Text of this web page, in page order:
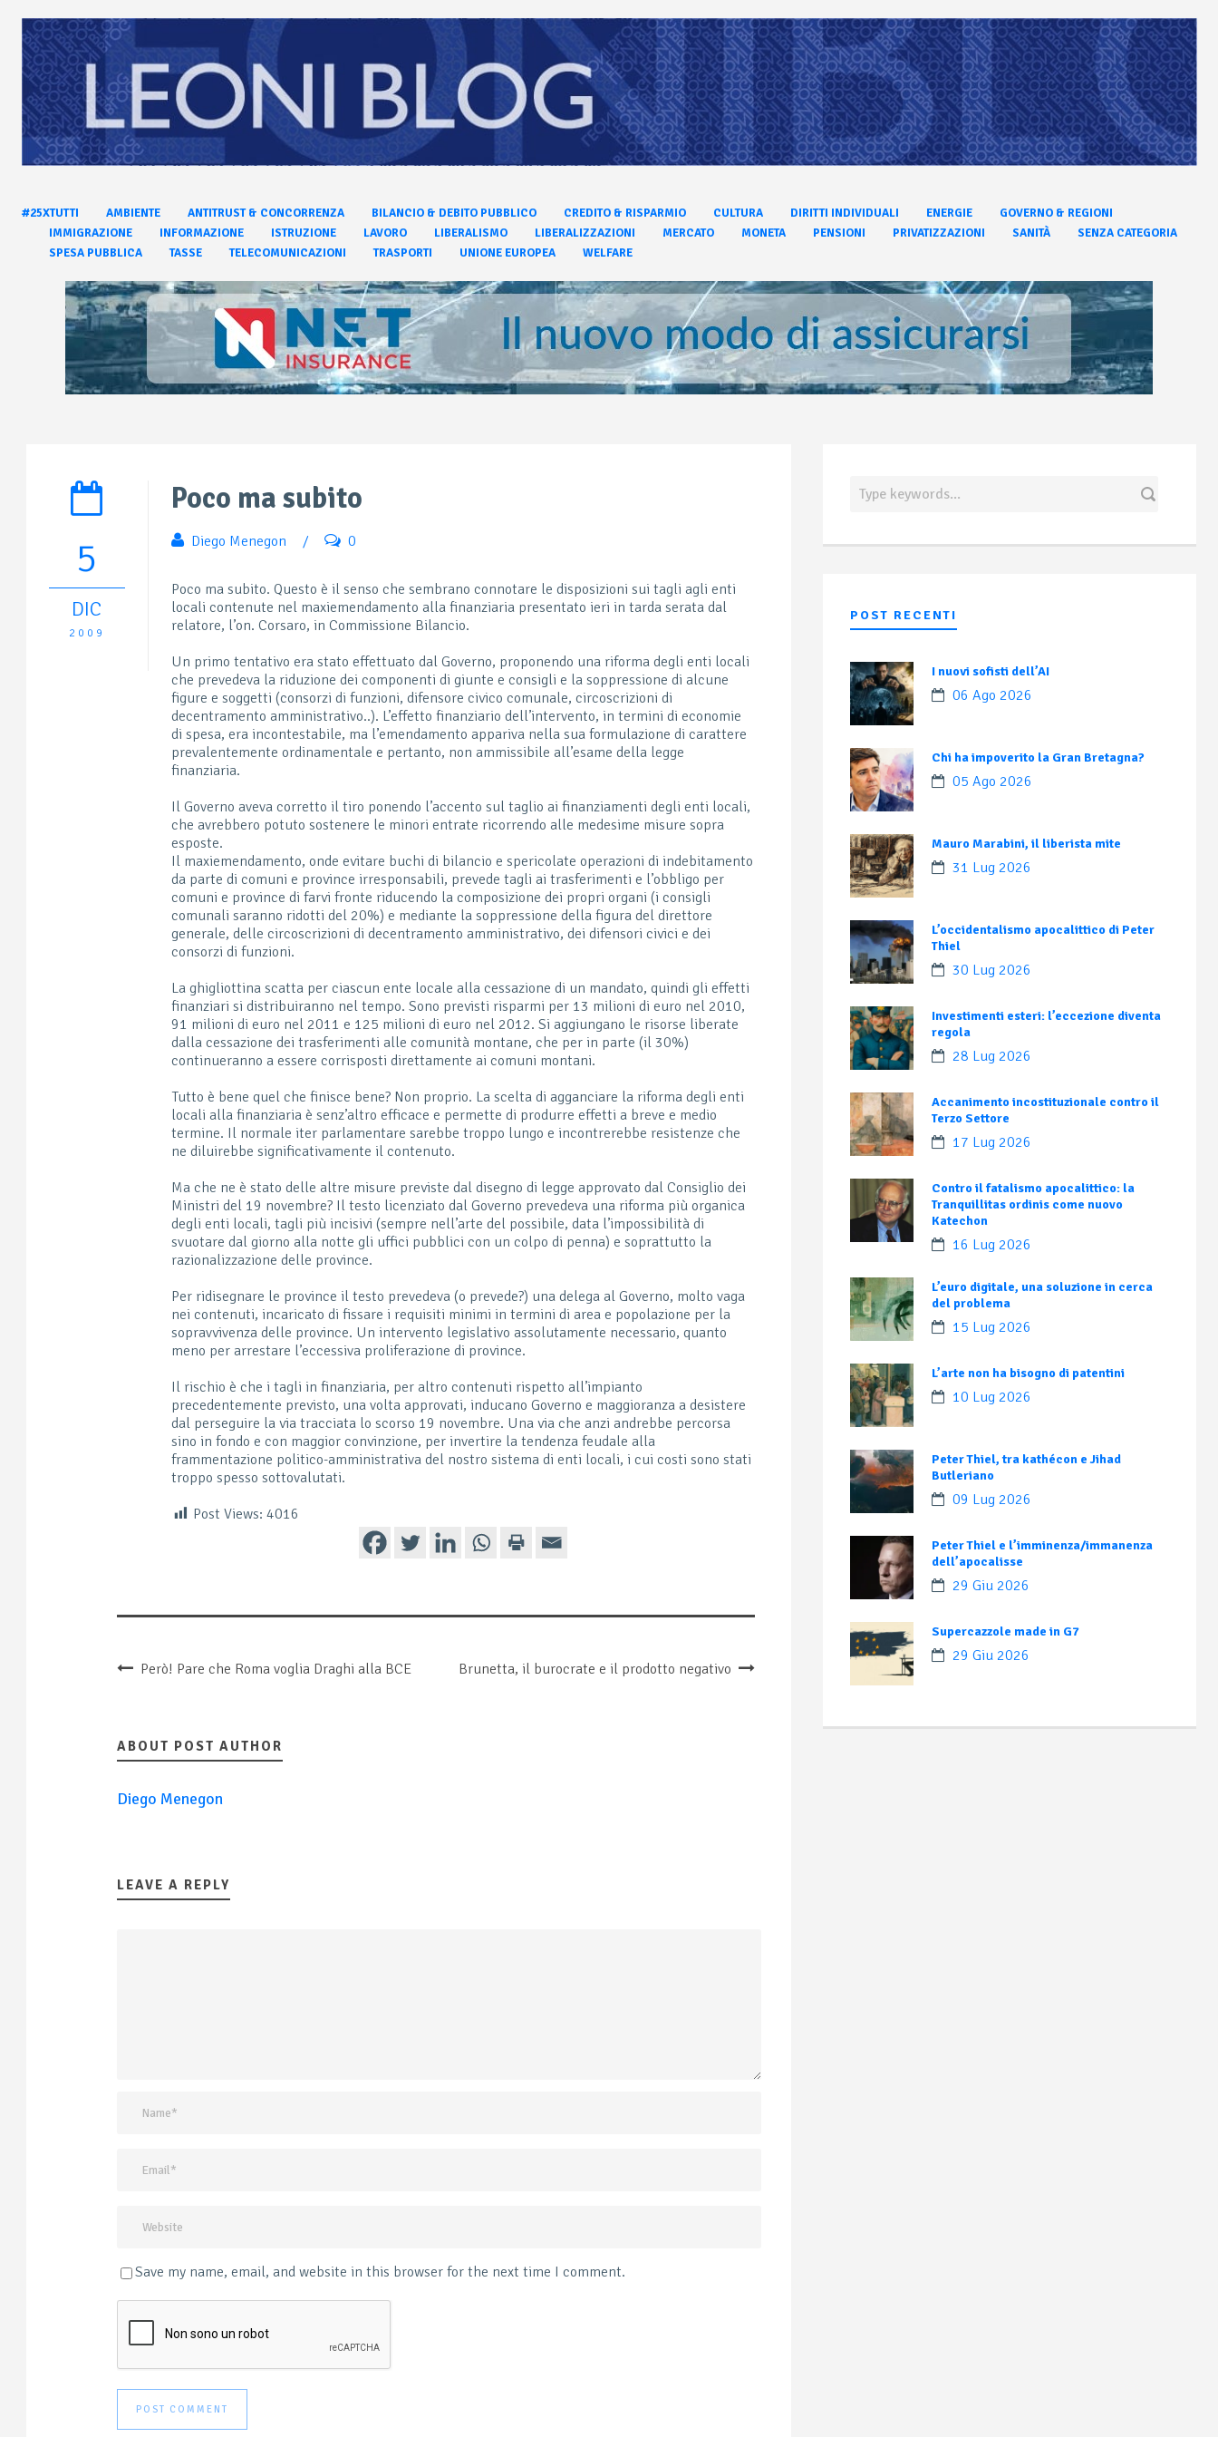
#25XTUTTI AMBIENTE ANTITRUST & CONCORRENZA BILANCIO & DEBITO PUBBLICO CREDITO & RISPARMIO CULTURA DIRITTI INDIVIDUALI ENERGIE
GOVERNO & REGIONI
IMMIGRAZIONE
INFORMAZIONE ISTRUZIONE LAVORO LIBERALISMO LIBERALIZZAZIONI MERCATO MONETA PENSIONI PRIVATIZZAZIONI SANITÀ
SENZA CATEGORIA
SPESA PUBBLICA
TASSE TELECOMUNICAZIONI TRASPORTI UNIONE EUROPEA WELFARE
5
DIC
2009
Poco ma subito
Diego Menegon / 0
Poco ma subito. Questo è il senso che sembrano connotare le disposizioni sui tagli agli enti
locali contenute nel maxiemendamento alla finanziaria presentato ieri in tarda serata dal
relatore, l’on. Corsaro, in Commissione Bilancio.
Un primo tentativo era stato effettuato dal Governo, proponendo una riforma degli enti locali
che prevedeva la riduzione dei componenti di giunte e consigli e la soppressione di alcune
figure e soggetti (consorzi di funzioni, difensore civico comunale, circoscrizioni di
decentramento amministrativo..). L’effetto finanziario dell’intervento, in termini di economie
di spesa, era incontestabile, ma l’emendamento appariva nella sua formulazione di carattere
prevalentemente ordinamentale e pertanto, non ammissibile all’esame della legge
finanziaria.
Il Governo aveva corretto il tiro ponendo l’accento sul taglio ai finanziamenti degli enti locali,
che avrebbero potuto sostenere le minori entrate ricorrendo alle medesime misure sopra
esposte.
Il maxiemendamento, onde evitare buchi di bilancio e spericolate operazioni di indebitamento
da parte di comuni e province irresponsabili, prevede tagli ai trasferimenti e l’obbligo per
comuni e province di farvi fronte riducendo la composizione dei propri organi (i consigli
comunali saranno ridotti del 20%) e mediante la soppressione della figura del direttore
generale, delle circoscrizioni di decentramento amministrativo, dei difensori civici e dei
consorzi di funzioni.
La ghigliottina scatta per ciascun ente locale alla cessazione di un mandato, quindi gli effetti
finanziari si distribuiranno nel tempo. Sono previsti risparmi per 13 milioni di euro nel 2010,
91 milioni di euro nel 2011 e 125 milioni di euro nel 2012. Si aggiungano le risorse liberate
dalla cessazione dei trasferimenti alle comunità montane, che per in parte (il 30%)
continueranno a essere corrisposti direttamente ai comuni montani.
Tutto è bene quel che finisce bene? Non proprio. La scelta di agganciare la riforma degli enti
locali alla finanziaria è senz’altro efficace e permette di produrre effetti a breve e medio
termine. Il normale iter parlamentare sarebbe troppo lungo e incontrerebbe resistenze che
ne diluirebbe significativamente il contenuto.
Ma che ne è stato delle altre misure previste dal disegno di legge approvato dal Consiglio dei
Ministri del 19 novembre? Il testo licenziato dal Governo prevedeva una riforma più organica
degli enti locali, tagli più incisivi (sempre nell’arte del possibile, data l’impossibilità di
svuotare dal giorno alla notte gli uffici pubblici con un colpo di penna) e soprattutto la
razionalizzazione delle province.
Per ridisegnare le province il testo prevedeva (o prevede?) una delega al Governo, molto vaga
nei contenuti, incaricato di fissare i requisiti minimi in termini di area e popolazione per la
sopravvivenza delle province. Un intervento legislativo assolutamente necessario, quanto
meno per arrestare l’eccessiva proliferazione di province.
Il rischio è che i tagli in finanziaria, per altro contenuti rispetto all’impianto
precedentemente previsto, una volta approvati, inducano Governo e maggioranza a desistere
dal perseguire la via tracciata lo scorso 19 novembre. Una via che anzi andrebbe percorsa
sino in fondo e con maggior convinzione, per invertire la tendenza feudale alla
frammentazione politico-amministrativa del nostro sistema di enti locali, i cui costi sono stati
troppo spesso sottovalutati.
Post Views: 4016
Però! Pare che Roma voglia Draghi alla BCE Brunetta, il burocrate e il prodotto negativo
ABOUT POST AUTHOR
Diego Menegon
LEAVE A REPLY
Save my name, email, and website in this browser for the next time I comment.
POST RECENTI
I nuovi sofisti dell’AI
06 Ago 2026
Chi ha impoverito la Gran Bretagna?
05 Ago 2026
Mauro Marabini, il liberista mite
31 Lug 2026
L’occidentalismo apocalittico di Peter
Thiel
30 Lug 2026
Investimenti esteri: l’eccezione diventa
regola
28 Lug 2026
Accanimento incostituzionale contro il
Terzo Settore
17 Lug 2026
Contro il fatalismo apocalittico: la
Tranquillitas ordinis come nuovo
Katechon
16 Lug 2026
L’euro digitale, una soluzione in cerca
del problema
15 Lug 2026
L’arte non ha bisogno di patentini
10 Lug 2026
Peter Thiel, tra kathécon e Jihad
Butleriano
09 Lug 2026
Peter Thiel e l’imminenza/immanenza
dell’apocalisse
29 Giu 2026
Supercazzole made in G7
29 Giu 2026